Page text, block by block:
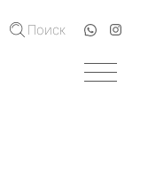
Поиск